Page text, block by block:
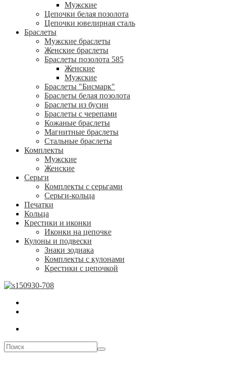
Мужские
Цепочки белая позолота
Цепочки ювелирная сталь
Браслеты
Мужские браслеты
Женские браслеты
Браслеты позолота 585
Женские
Мужские
Браслеты "Бисмарк"
Браслеты белая позолота
Браслеты из бусин
Браслеты с черепами
Кожаные браслеты
Магнитные браслеты
Стальные браслеты
Комплекты
Мужские
Женские
Серьги
Комплекты с серьгами
Серьги-кольца
Печатки
Кольца
Крестики и иконки
Иконки на цепочке
Кулоны и подвески
Знаки зодиака
Комплекты с кулонами
Крестики с цепочкой